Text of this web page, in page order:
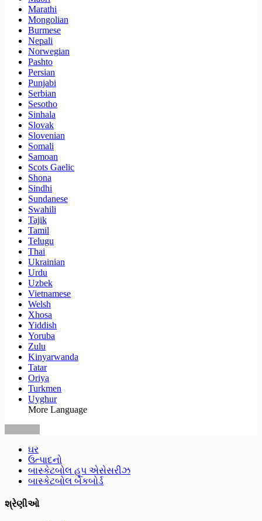
Marathi
Mongolian
Burmese
Nepali
Norwegian
Pashto
Persian
Punjabi
Serbian
Sesotho
Sinhala
Slovak
Slovenian
Somali
Samoan
Scots Gaelic
Shona
Sindhi
Sundanese
Swahili
Tajik
Tamil
Telugu
Thai
Ukrainian
Urdu
Uzbek
Vietnamese
Welsh
Xhosa
Yiddish
Yoruba
Zulu
Kinyarwanda
Tatar
Oriya
Turkmen
Uyghur
More Language
ઘર
ઉત્પાદનો
બાસ્કેટબોલ હૂપ એસેસરીઝ
બાસ્કેટબોલ બેકબોર્ડ
શ્રેણીઓ